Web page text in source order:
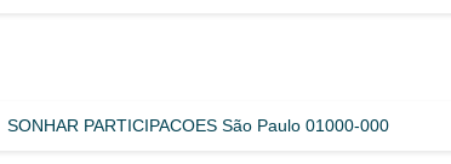
SONHAR PARTICIPACOES São Paulo 01000-000